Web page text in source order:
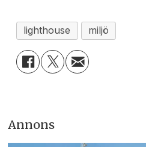
lighthouse miljö
Annons